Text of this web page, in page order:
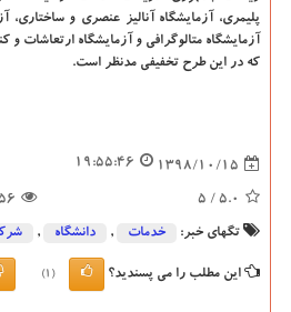
پلیمری، آزمایشگاه آنالیز عنصری و
آزمایشگاه متالوگرافی و آزمایشگاه ارتعاشات و
كه در این طرح تخفیفی مدنظر است.
1398/10/15
19:55:46
5.0
/ 5
تگهای خبر: خدمات , دانشگاه‌ ,
این مطلب را می پسندید؟ (1)